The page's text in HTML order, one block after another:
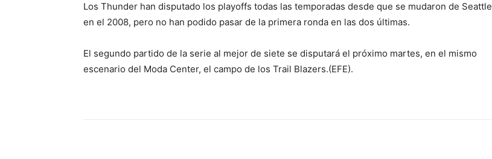
Los Thunder han disputado los playoffs todas las temporadas desde que se mudaron de Seattle
en el 2008, pero no han podido pasar de la primera ronda en las dos últimas.
El segundo partido de la serie al mejor de siete se disputará el próximo martes, en el mismo
escenario del Moda Center, el campo de los Trail Blazers.(EFE).